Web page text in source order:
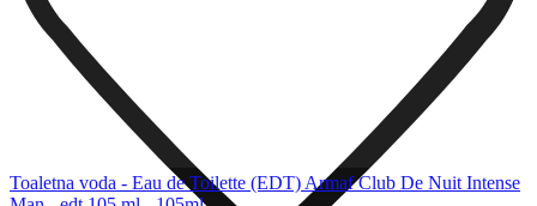
Toaletna voda - Eau de Toilette (EDT) Armaf Club De Nuit Intense